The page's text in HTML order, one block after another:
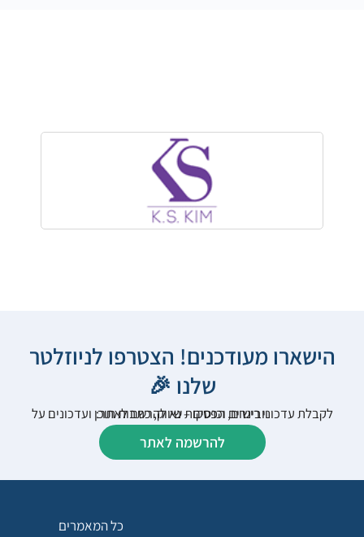
הישארו מעודכנים! הצטרפו לניוזלטר
שלנו 🎉
לקבלת עדכוני רישום, הפסקות שיווק, כתבות תוכן ועדכונים על וובינרים וכנסים – נא להרשם לאתר:
להרשמה לאתר
כל המאמרים